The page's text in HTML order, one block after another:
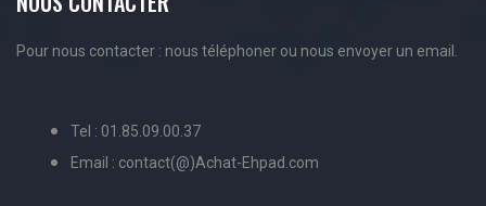
Pour nous contacter : nous téléphoner ou nous envoyer un email.
Tel : 01.85.09.00.37
Email : contact(@)Achat-Ehpad.com